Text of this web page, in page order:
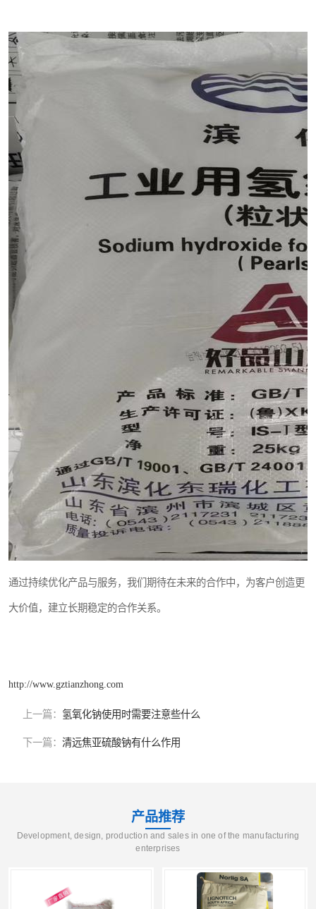
通过持续优化产品与服务，我们期待在未来的合作中，为客户创造更
大价值，建立长期稳定的合作关系。
http://www.gztianzhong.com
上一篇： 氢氧化钠使用时需要注意些什么
下一篇： 清远焦亚硫酸钠有什么作用
产品推荐
Development, design, production and sales in one of the manufacturing
enterprises